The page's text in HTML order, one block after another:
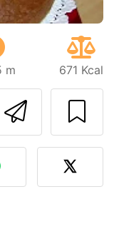
m 671 Kcal
al autor
esta